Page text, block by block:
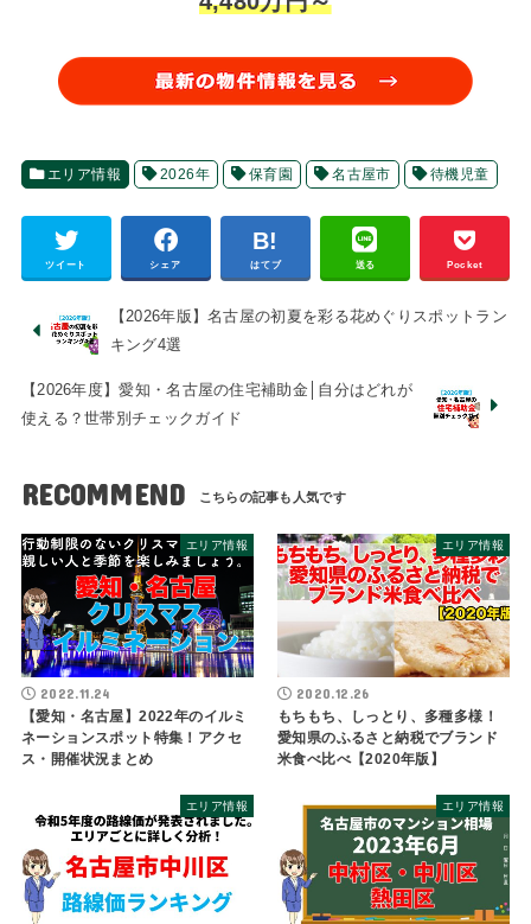
エリア情報 2026年 保育園 名古屋市 待機児童
ツイート シェア はてブ 送る Pocket
【2026年版】名古屋の初夏を彩る花めぐりスポットラン
キング4選
【2026年度】愛知・名古屋の住宅補助金│自分はどれが
使える？世帯別チェックガイド
RECOMMEND
エリア情報
2022.11.24
【愛知・名古屋】2022年のイルミ
ネーションスポット特集！アクセ
ス・開催状況まとめ
エリア情報
2020.12.26
もちもち、しっとり、多種多様！
愛知県のふるさと納税でブランド
米食べ比べ【2020年版】
エリア情報 エリア情報